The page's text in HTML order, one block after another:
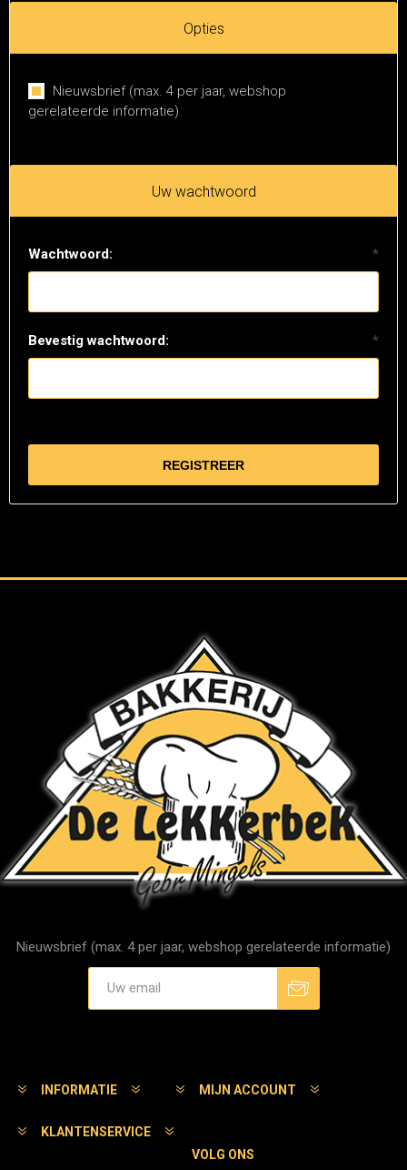
Opties
Nieuwsbrief (max. 4 per jaar, webshop
gerelateerde informatie)
Uw wachtwoord
Wachtwoord: *
Bevestig wachtwoord: *
Nieuwsbrief (max. 4 per jaar, webshop gerelateerde informatie)
INFORMATIE MIJN ACCOUNT
KLANTENSERVICE
VOLG ONS